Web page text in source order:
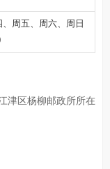
周五、周六、周日
津区杨柳邮政所所在